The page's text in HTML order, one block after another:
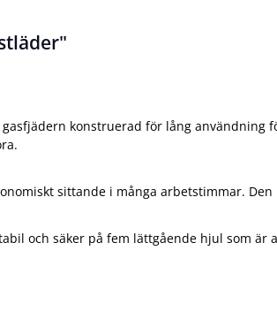
konstruerad för lång
sittande i många arbetstimmar.
och säker på fem lättgående hjul som är